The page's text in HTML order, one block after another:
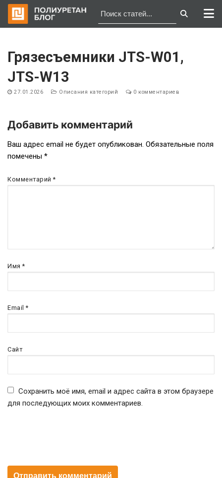
содержимому
Грязесъемники JTS-W01,
JTS-W13
27.01.2026 Описания категорий 0 комментариев
Навигация
по
записям
Добавить комментарий
Ваш адрес email не будет опубликован. Обязательные поля
помечены *
Комментарий*
Имя*
Email*
Сайт
Сохранить моё имя, email и адрес сайта в этом браузере
для последующих моих комментариев.